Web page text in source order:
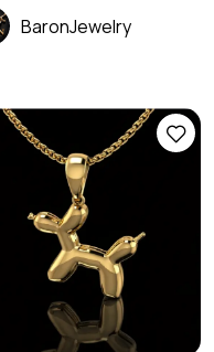
BaronJewelry